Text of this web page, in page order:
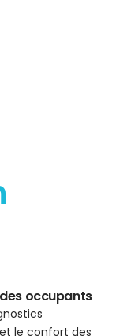
occupants
le confort des